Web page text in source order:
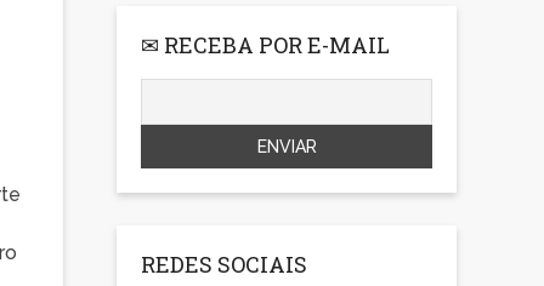
✉ RECEBA POR E-MAIL
REDES SOCIAIS